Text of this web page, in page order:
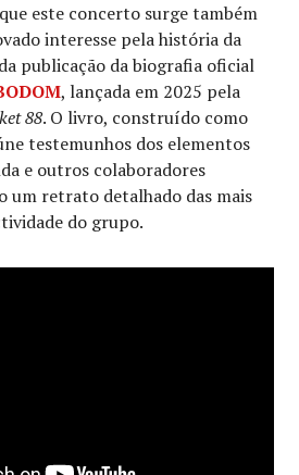
este concerto surge também
interesse pela história da
publicação da biografia oficial
, lançada em 2025 pela
88. O livro, construído como
testemunhos dos elementos
e outros colaboradores
um retrato detalhado das mais
do grupo.